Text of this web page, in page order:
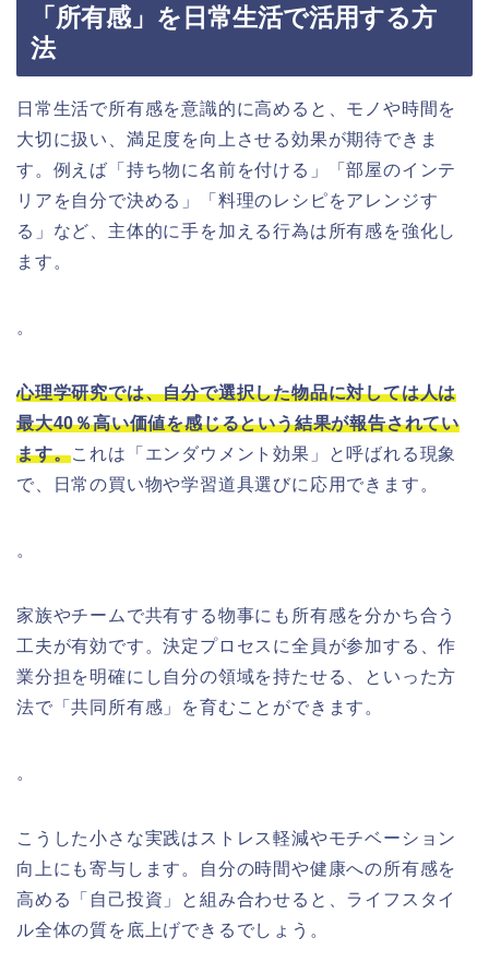
「所有感」を日常生活で活用する方
法
日常生活で所有感を意識的に高めると、モノや時間を
大切に扱い、満足度を向上させる効果が期待できま
す。例えば「持ち物に名前を付ける」「部屋のインテ
リアを自分で決める」「料理のレシピをアレンジす
る」など、主体的に手を加える行為は所有感を強化し
ます。
。
心理学研究では、自分で選択した物品に対しては人は
最大40％高い価値を感じるという結果が報告されてい
ます。これは「エンダウメント効果」と呼ばれる現象
で、日常の買い物や学習道具選びに応用できます。
。
家族やチームで共有する物事にも所有感を分かち合う
工夫が有効です。決定プロセスに全員が参加する、作
業分担を明確にし自分の領域を持たせる、といった方
法で「共同所有感」を育むことができます。
。
こうした小さな実践はストレス軽減やモチベーション
向上にも寄与します。自分の時間や健康への所有感を
高める「自己投資」と組み合わせると、ライフスタイ
ル全体の質を底上げできるでしょう。